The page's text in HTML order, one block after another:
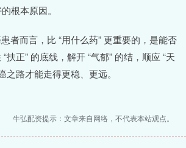
根本原因。
者而言，比 “用什么药” 更重要的，是能否
扶正” 的底线，解开 “气郁” 的结，顺应 “天
之路才能走得更稳、更远。
牛弘配资提示：文章来自网络，不代表本站观点。